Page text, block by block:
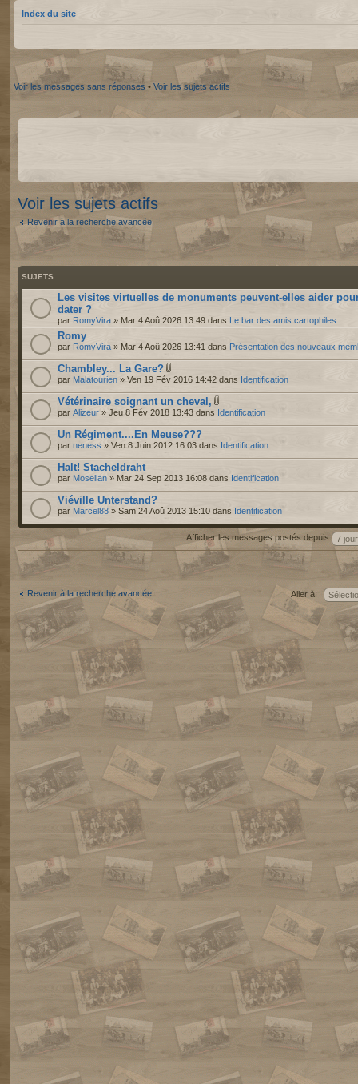
Index du site
Voir les messages sans réponses • Voir les sujets actifs
Voir les sujets actifs
Revenir à la recherche avancée
SUJETS
Les visites virtuelles de monuments peuvent-elles aider
dater ?
par RomyVira » Mar 4 Aoû 2026 13:49 dans Le bar des amis cartophiles
Romy
par RomyVira » Mar 4 Aoû 2026 13:41 dans Présentation des nouveaux
Chambley... La Gare?
par Malatourien » Ven 19 Fév 2016 14:42 dans Identification
Vétérinaire soignant un cheval,
par Alizeur » Jeu 8 Fév 2018 13:43 dans Identification
Un Régiment....En Meuse???
par neness » Ven 8 Juin 2012 16:03 dans Identification
Halt! Stacheldraht
par Mosellan » Mar 24 Sep 2013 16:08 dans Identification
Viéville Unterstand?
par Marcel88 » Sam 24 Aoû 2013 15:10 dans Identification
Afficher les messages postés depuis
Revenir à la recherche avancée Aller à: